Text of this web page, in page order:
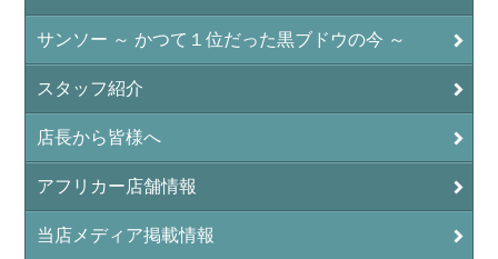
サンソー ～ かつて１位だった黒ブドウの今 ～
スタッフ紹介
店長から皆様へ
アフリカー店舗情報
当店メディア掲載情報